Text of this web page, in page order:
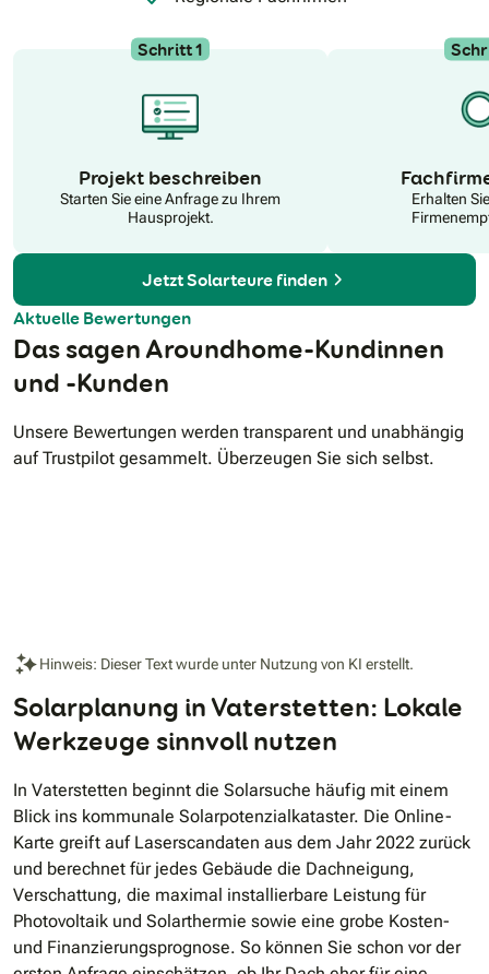
Schritt 1
Projekt beschreiben
Starten Sie eine Anfrage zu Ihrem
Hausprojekt.
Erhalten
Jetzt Solarteure finden
Aktuelle Bewertungen
Das sagen Aroundhome-Kundinnen
und -Kunden
Unsere Bewertungen werden transparent und unabhängig
auf Trustpilot gesammelt. Überzeugen Sie sich selbst.
Hinweis: Dieser Text wurde unter Nutzung von KI erstellt.
Solarplanung in Vaterstetten: Lokale
Werkzeuge sinnvoll nutzen
In Vaterstetten beginnt die Solarsuche häufig mit einem
Blick ins kommunale Solarpotenzialkataster. Die Online-
Karte greift auf Laserscandaten aus dem Jahr 2022 zurück
und berechnet für jedes Gebäude die Dachneigung,
Verschattung, die maximal installierbare Leistung für
Photovoltaik und Solarthermie sowie eine grobe Kosten-
und Finanzierungsprognose. So können Sie schon vor der